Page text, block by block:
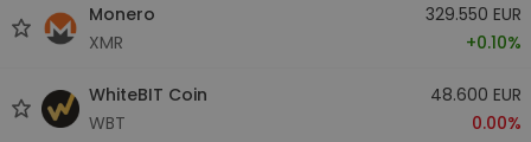
Monero
XMR
329.550 EUR
+0.10%
WhiteBIT Coin
WBT
48.600 EUR
0.00%